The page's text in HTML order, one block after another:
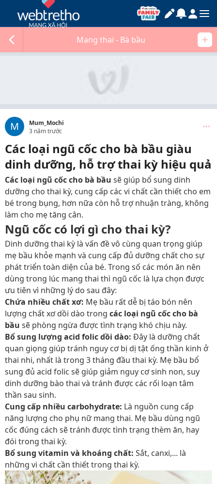
Mang thai - Bà bầu
M
Mum_Mochi
3 năm trước
Các loại ngũ cốc cho bà bầu giàu
dinh dưỡng, hỗ trợ thai kỳ hiệu quả
Các loại ngũ cốc cho bà bầu sẽ giúp bổ sung dinh
dưỡng cho thai kỳ, cung cấp các vi chất cần thiết cho em
bé trong bụng, hơn nữa còn hỗ trợ nhuận tràng, không
làm cho mẹ tăng cân.
Ngũ cốc có lợi gì cho thai kỳ?
Dinh dưỡng thai kỳ là vấn đề vô cùng quan trọng giúp
mẹ bầu khỏe mạnh và cung cấp đủ dưỡng chất cho sự
phát triển toàn diện của bé. Trong số các món ăn nên
dùng trong lúc mang thai thì ngũ cốc là lựa chọn được
ưu tiên vì những lý do sau đây:
Chứa nhiều chất xơ: Mẹ bầu rất dễ bị táo bón nên
lượng chất xơ dồi dào trong các loại ngũ cốc cho bà
bầu sẽ phòng ngừa được tình trạng khó chịu này.
Bổ sung lượng acid folic dồi dào: Đây là dưỡng chất
quan giọng giúp tránh nguy cơ bị dị tật ống thần kinh ở
thai nhi, nhất là trong 3 tháng đầu thai kỳ. Mẹ bầu bổ
sung đủ acid folic sẽ giúp giảm nguy cơ sinh non, suy
dinh dưỡng bào thai và tránh được các rối loạn tâm
thần sau sinh.
Cung cấp nhiều carbohydrate: Là nguồn cung cấp
năng lượng cho phụ nữ mang thai. Mẹ bầu dùng ngũ
cốc đúng cách sẽ tránh được tình trạng thèm ăn, hay
đói trong thai kỳ.
Bổ sung vitamin và khoáng chất: Sắt, canxi,... là
những vi chất cần thiết trong thai kỳ.